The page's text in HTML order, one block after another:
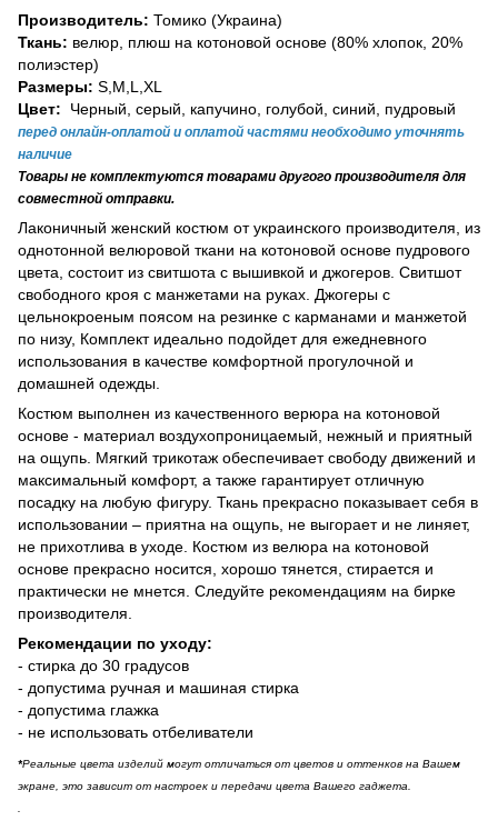
Производитель: Томико (Украина)
Ткань: велюр, плюш на котоновой основе (80% хлопок, 20%
полиэстер)
Размеры: S,M,L,XL
Цвет: Черный, серый, капучино, голубой, синий, пудровый
перед онлайн-оплатой и оплатой частями необходимо уточнять
наличие
Товары не комплектуются товарами другого производителя для
совместной отправки.
Лаконичный женский костюм от украинского производителя, из
однотонной велюровой ткани на котоновой основе пудрового
цвета, состоит из свитшота с вышивкой и джогеров. Свитшот
свободного кроя с манжетами на руках. Джогеры с
цельнокроеным поясом на резинке с карманами и манжетой
по низу, Комплект идеально подойдет для ежедневного
использования в качестве комфортной прогулочной и
домашней одежды.
Костюм выполнен из качественного верюра на котоновой
основе - материал воздухопроницаемый, нежный и приятный
на ощупь. Мягкий трикотаж обеспечивает свободу движений и
максимальный комфорт, а также гарантирует отличную
посадку на любую фигуру. Ткань прекрасно показывает себя в
использовании – приятна на ощупь, не выгорает и не линяет,
не прихотлива в уходе. Костюм из велюра на котоновой
основе прекрасно носится, хорошо тянется, стирается и
практически не мнется. Следуйте рекомендациям на бирке
производителя.
Рекомендации по уходу:
- стирка до 30 градусов
- допустима ручная и машиная стирка
- допустима глажка
- не использовать отбеливатели
*Реальные цвета изделий могут отличаться от цветов и оттенков на Вашем
экране, это зависит от настроек и передачи цвета Вашего гаджета.